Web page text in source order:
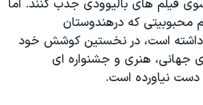
کادر رهبری ایران
۹۸
فیلم های بالیوودی جذب کنند. اما
محبوبیتی که درهندوستان
داشته است، در نخستین کوشش خود
جهانی، هنری و جشنواره ای
نیاورده است.